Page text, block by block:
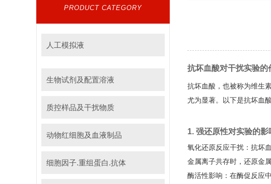
PRODUCT CATEGORY
人工模拟液
生物试剂及配置溶液
质控样品及干扰物质
动物红细胞及血液制品
细胞因子.重组蛋白.抗体
抗坏血酸对干扰实验的
抗坏血酸，也被称为维生
尤为显著。以下是抗坏血
1. 强还原性对实验的影
氧化还原反应干扰：抗坏
金属离子共存时，还原金
酶活性影响 ：在酶促反应